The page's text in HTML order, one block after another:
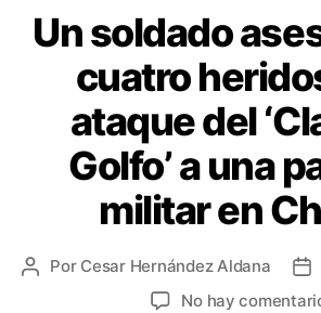
k
Un soldado
cuatro
ataque del
Golfo’ a una
militar en
Autor
Por Cesar Hernández Aldana
de
No hay